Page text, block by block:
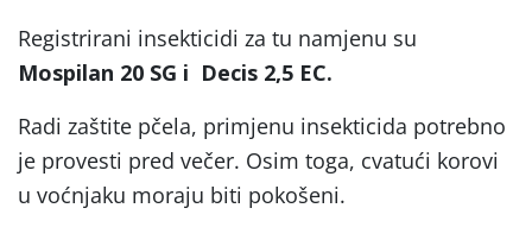
Registrirani insekticidi za tu namjenu su
Mospilan 20 SG i Decis 2,5 EC.
Radi zaštite pčela, primjenu insekticida potrebno
je provesti pred večer. Osim toga, cvatući korovi
u voćnjaku moraju biti pokošeni.